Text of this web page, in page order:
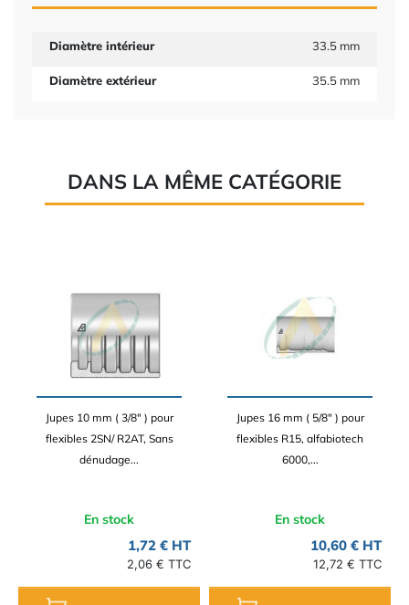
Diamètre intérieur 33.5 mm
Diamètre extérieur 35.5 mm
DANS LA MÊME CATÉGORIE
Jupes 10 mm ( 3/8" ) pour
flexibles 2SN/ R2AT, Sans
dénudage...
En stock
1,72 € HT
2,06 € TTC
Jupes 16 mm ( 5/8" ) pour
flexibles R15, alfabiotech
6000,...
En stock
10,60 € HT
12,72 € TTC